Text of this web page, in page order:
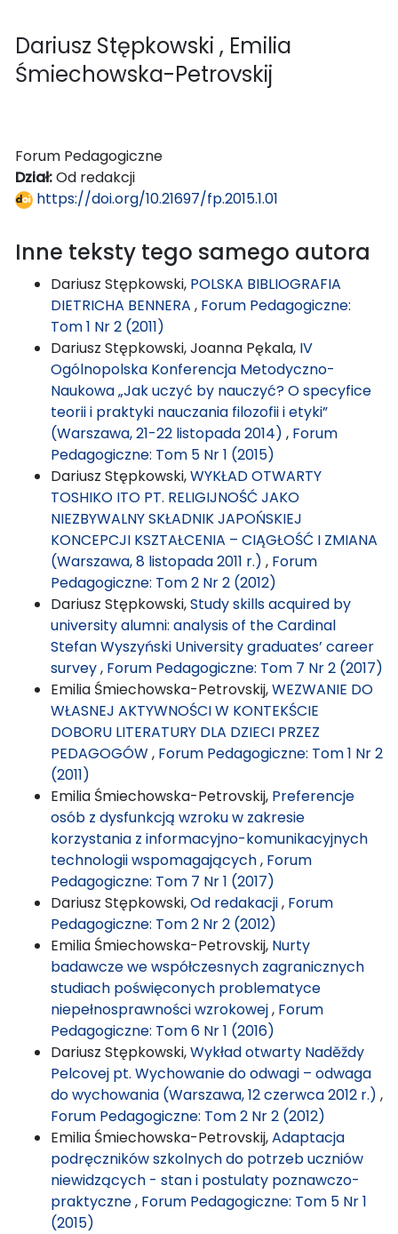
Dariusz Stępkowski , Emilia
Śmiechowska-Petrovskij
Forum Pedagogiczne
Dział:Od redakcji
https://doi.org/10.21697/fp.2015.1.01
Inne teksty tego samego autora
Dariusz Stępkowski, POLSKA BIBLIOGRAFIA
DIETRICHA BENNERA , Forum Pedagogiczne:
Tom 1 Nr 2 (2011)
Dariusz Stępkowski, Joanna Pękala, IV
Ogólnopolska Konferencja Metodyczno-
Naukowa „Jak uczyć by nauczyć? O specyfice
teorii i praktyki nauczania filozofii i etyki”
(Warszawa, 21-22 listopada 2014) , Forum
Pedagogiczne: Tom 5 Nr 1 (2015)
Dariusz Stępkowski,WYKŁAD OTWARTY
TOSHIKO ITO PT. RELIGIJNOŚĆ JAKO
NIEZBYWALNY SKŁADNIK JAPOŃSKIEJ
KONCEPCJI KSZTAŁCENIA – CIĄGŁOŚĆ I ZMIANA
(Warszawa, 8 listopada 2011 r.) , Forum
Pedagogiczne: Tom 2 Nr 2 (2012)
Dariusz Stępkowski,Study skills acquired by
university alumni: analysis of the Cardinal
Stefan Wyszyński University graduates’ career
survey, Forum Pedagogiczne: Tom 7 Nr 2 (2017)
Emilia Śmiechowska-Petrovskij,WEZWANIE DO
WŁASNEJ AKTYWNOŚCI W KONTEKŚCIE
DOBORU LITERATURY DLA DZIECI PRZEZ
PEDAGOGÓW, Forum Pedagogiczne: Tom 1 Nr 2
(2011)
Emilia Śmiechowska-Petrovskij, Preferencje
osób z dysfunkcją wzroku w zakresie
korzystania z informacyjno-komunikacyjnych
technologii wspomagających, Forum
Pedagogiczne: Tom 7 Nr 1 (2017)
Dariusz Stępkowski,Od redakacji, Forum
Pedagogiczne: Tom 2 Nr 2 (2012)
Emilia Śmiechowska-Petrovskij, Nurty
badawcze we współczesnych zagranicznych
studiach poświęconych problematyce
niepełnosprawności wzrokowej, Forum
Pedagogiczne: Tom 6 Nr 1 (2016)
Dariusz Stępkowski,Wykład otwarty Naděždy
Pelcovej pt. Wychowanie do odwagi – odwaga
do wychowania (Warszawa, 12 czerwca 2012 r.) ,
Forum Pedagogiczne: Tom 2 Nr 2 (2012)
Emilia Śmiechowska-Petrovskij,Adaptacja
podręczników szkolnych do potrzeb uczniów
niewidzących - stan i postulaty poznawczo-
praktyczne, Forum Pedagogiczne: Tom 5 Nr 1
(2015)